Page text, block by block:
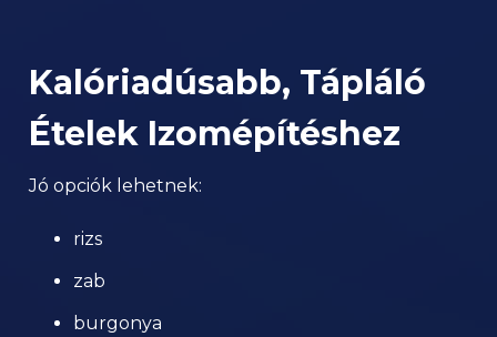
Kalóriadúsabb, Tápláló
Ételek Izomépítéshez
Jó opciók lehetnek:
rizs
zab
burgonya